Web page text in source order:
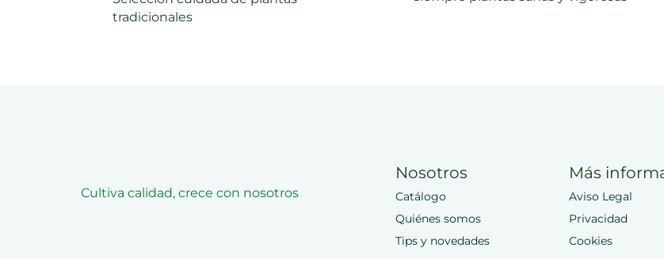
tradicionales
Cultiva calidad, crece con nosotros
Nosotros
Catálogo
Quiénes somos
Tips y novedades
Más
Aviso Legal
Privacidad
Cookies